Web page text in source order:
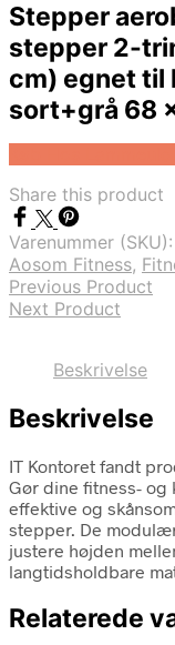
Stepper
stepper 2-
cm) egnet til
sort+grå 68
Share this product
Varenummer (SKU):
Aosom Fitness,
Previous Product
Next Product
Beskrivelse
Beskrivelse
IT Kontoret fandt
Gør dine fitness-
effektive og
stepper. De
justere højden
langtidsholdbare
Relaterede